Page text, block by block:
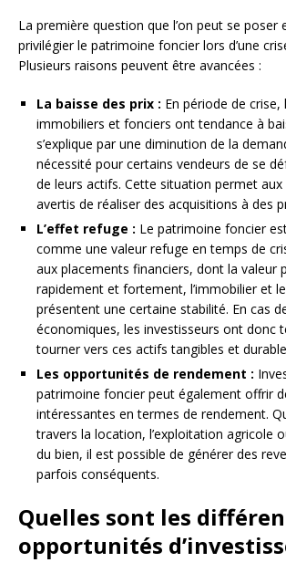
La première question que l’on peut se poser
privilégier le patrimoine foncier lors d’une
Plusieurs raisons peuvent être avancées :
La baisse des prix : En période de crise,
immobiliers et fonciers ont tendance à
s’explique par une diminution de la
nécessité pour certains vendeurs de se
de leurs actifs. Cette situation permet aux
avertis de réaliser des acquisitions à des
L’effet refuge : Le patrimoine foncier
comme une valeur refuge en temps de
aux placements financiers, dont la valeur
rapidement et fortement, l’immobilier et
présentent une certaine stabilité. En cas
économiques, les investisseurs ont donc
tourner vers ces actifs tangibles et
Les opportunités de rendement :
patrimoine foncier peut également offrir
intéressantes en termes de rendement.
travers la location, l’exploitation agricole
du bien, il est possible de générer des
parfois conséquents.
Quelles sont les
opportunités